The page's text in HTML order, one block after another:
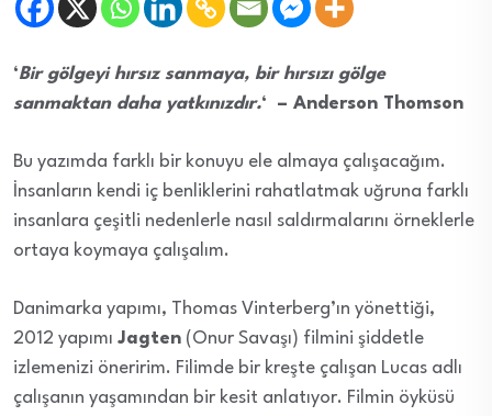
‘Bir gölgeyi hırsız sanmaya, bir hırsızı gölge
sanmaktan daha yatkınızdır.‘ – Anderson Thomson
Bu yazımda farklı bir konuyu ele almaya çalışacağım.
İnsanların kendi iç benliklerini rahatlatmak uğruna farklı
insanlara çeşitli nedenlerle nasıl saldırmalarını örneklerle
ortaya koymaya çalışalım.
Danimarka yapımı, Thomas Vinterberg’ın yönettiği,
2012 yapımı Jagten (Onur Savaşı) filmini şiddetle
izlemenizi öneririm. Filimde bir kreşte çalışan Lucas adlı
çalışanın yaşamından bir kesit anlatıyor. Filmin öyküsü